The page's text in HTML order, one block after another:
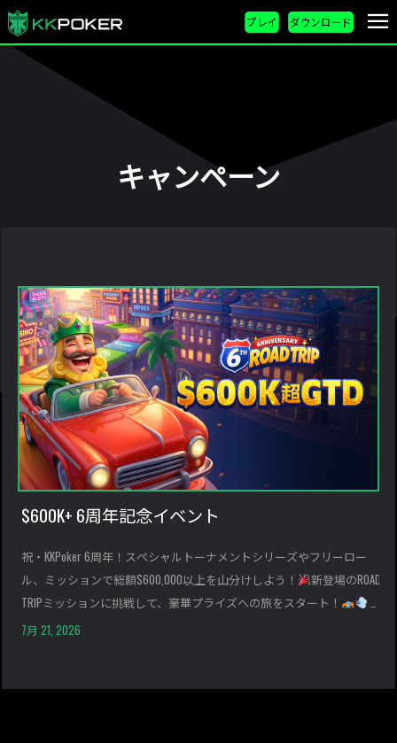
プレイ ダウンロード
キャンペーン
$600K+ 6周年記念イベント
祝・KKPoker 6周年！スペシャルトーナメントシリーズやフリーロー
ル、ミッションで総額$600,000以上を山分けしよう！
新登場のROAD
TRIPミッションに挑戦して、豪華プライズへの旅をスタート！
こ
れま […]
7月 21, 2026